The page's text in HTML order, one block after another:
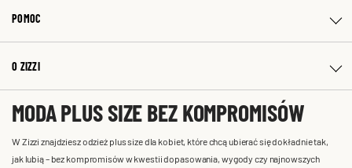
POMOC
O ZIZZI
MODA PLUS SIZE BEZ KOMPROMISÓW
W Zizzi znajdziesz odzież plus size dla kobiet, które chcą ubierać się dokładnie tak,
jak lubią – bez kompromisów w kwestii dopasowania, wygody czy najnowszych